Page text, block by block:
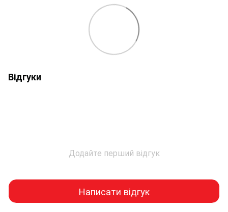
Відгуки
Додайте перший відгук
Написати відгук